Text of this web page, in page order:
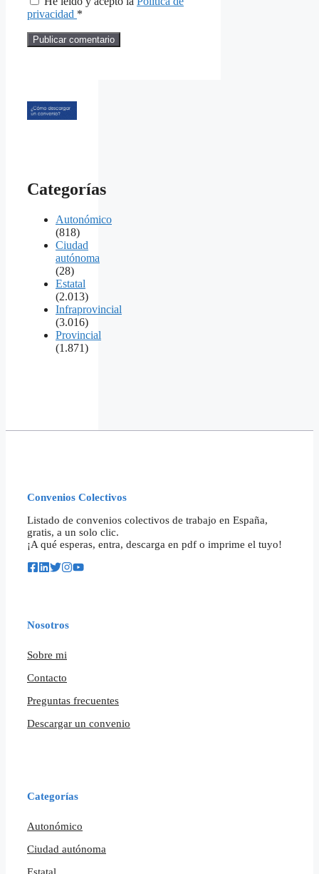
privacidad *
Categorías
Autonómico
(818)
Ciudad
autónoma
(28)
Estatal
(2.013)
Infraprovincial
(3.016)
Provincial
(1.871)
Convenios Colectivos
Listado de convenios colectivos de trabajo en España,
gratis, a un solo clic.
¡A qué esperas, entra, descarga en pdf o imprime el tuyo!
Nosotros
Sobre mi
Contacto
Preguntas frecuentes
Descargar un convenio
Categorías
Autonómico
Ciudad autónoma